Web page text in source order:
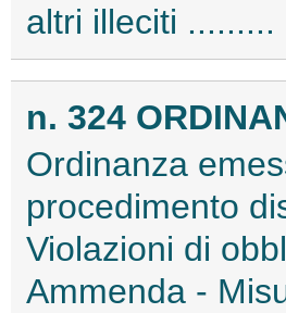
altri illeciti
n. 324
Ordinanza
procedimento
Violazioni di
Ammenda -